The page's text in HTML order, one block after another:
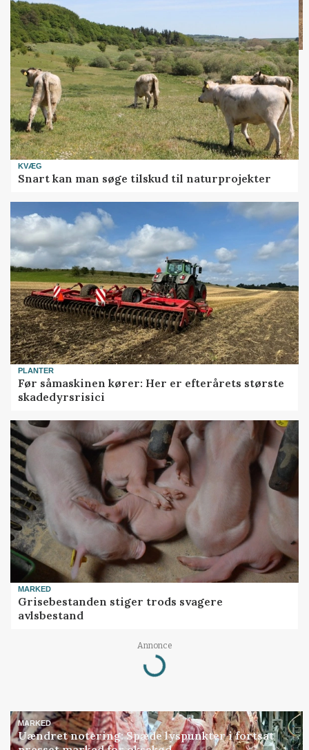
KVÆG
Snart kan man søge tilskud til naturprojekter
PLANTER
Før såmaskinen kører: Her er efterårets største
skadedyrsrisici
MARKED
Grisebestanden stiger trods svagere
avlsbestand
Annonce
Loading...
MARKED
Uændret notering: Spæde lyspunkter i fortsat